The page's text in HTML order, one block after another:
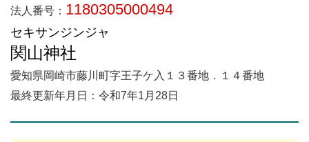
法人番号： 1180305000494
セキサンジンジャ
関山神社
愛知県岡崎市藤川町字王子ケ入１３番地．１４番地
最終更新年月日：令和7年1月28日